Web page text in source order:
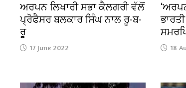
ਅਰਪਨ ਲਿਖਾਰੀ ਸਭਾ ਕੈਲਗਰੀ ਵੱਲੋਂ
ਪ੍ਰੋਫੈਸਰ ਬਲਕਾਰ ਸਿੰਘ ਨਾਲ ਰੂ-ਬ-
ਰੂ
17 June 2022 18